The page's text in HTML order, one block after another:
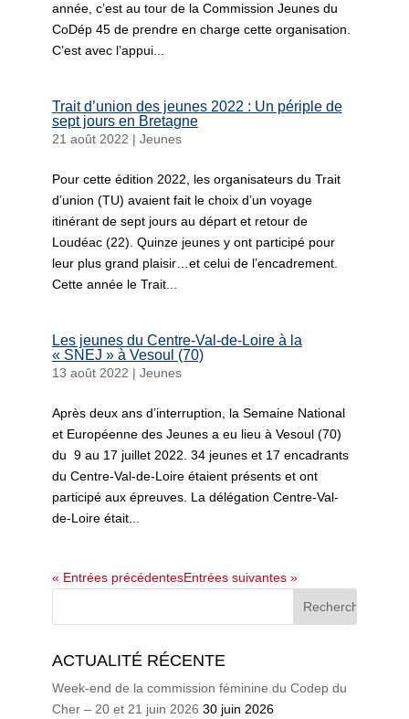
année, c’est au tour de la Commission Jeunes du
CoDép 45 de prendre en charge cette organisation.
C’est avec l’appui...
Trait d’union des jeunes 2022 : Un périple de
sept jours en Bretagne
21 août 2022 | Jeunes
Pour cette édition 2022, les organisateurs du Trait
d’union (TU) avaient fait le choix d’un voyage
itinérant de sept jours au départ et retour de
Loudéac (22). Quinze jeunes y ont participé pour
leur plus grand plaisir…et celui de l’encadrement.
Cette année le Trait...
Les jeunes du Centre-Val-de-Loire à la
« SNEJ » à Vesoul (70)
13 août 2022 | Jeunes
Après deux ans d’interruption, la Semaine National
et Européenne des Jeunes a eu lieu à Vesoul (70)
du 9 au 17 juillet 2022. 34 jeunes et 17 encadrants
du Centre-Val-de-Loire étaient présents et ont
participé aux épreuves. La délégation Centre-Val-
de-Loire était...
« Entrées précédentesEntrées suivantes »
ACTUALITÉ RÉCENTE
Week-end de la commission féminine du Codep du
Cher – 20 et 21 juin 2026 30 juin 2026